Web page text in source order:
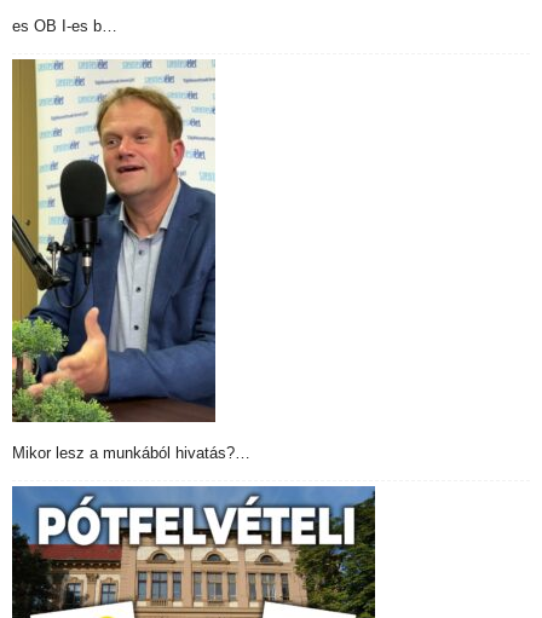
es OB I-es b…
Mikor lesz a munkából hivatás?…